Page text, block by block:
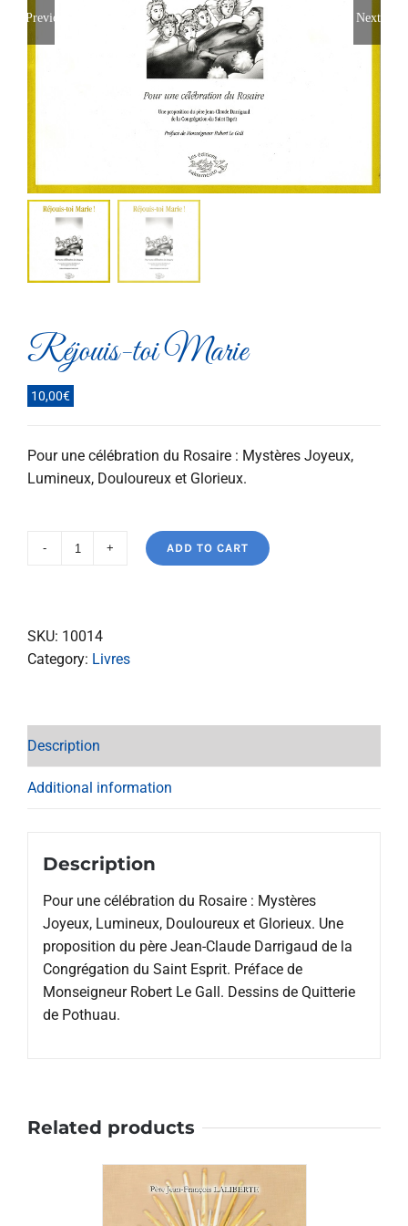
Previous Next
Réjouis-toi Marie
10,00€
Pour une célébration du Rosaire : Mystères Joyeux,
Lumineux, Douloureux et Glorieux.
Réjouis-
quantity
ADD TO CART
SKU: 10014
Category: Livres
Description
Additional information
Description
Pour une célébration du Rosaire : Mystères
Joyeux, Lumineux, Douloureux et Glorieux. Une
proposition du père Jean-Claude Darrigaud de la
Congrégation du Saint Esprit. Préface de
Monseigneur Robert Le Gall. Dessins de Quitterie
de Pothuau.
Related products